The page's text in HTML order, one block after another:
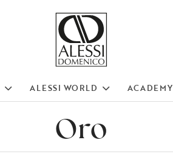
ALESSI WORLD ACADEMY
Oro